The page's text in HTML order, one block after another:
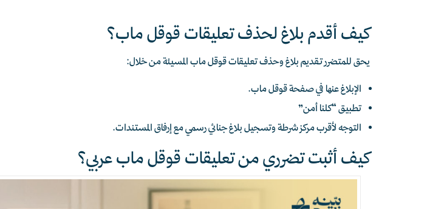
كيف أقدم بلاغ لحذف تعليقات قوقل ماب؟
يحق للمتضرر تقديم بلاغ وحذف تعليقات قوقل ماب المسيئة من خلال:
الإبلاغ عنها في صفحة قوقل ماب.
تطبيق “كلنا أمن”
التوجه لأقرب مركز شرطة وتسجيل بلاغ جنائي رسمي مع إرفاق المستندات.
كيف أثبت تضرري من تعليقات قوقل ماب عربي؟